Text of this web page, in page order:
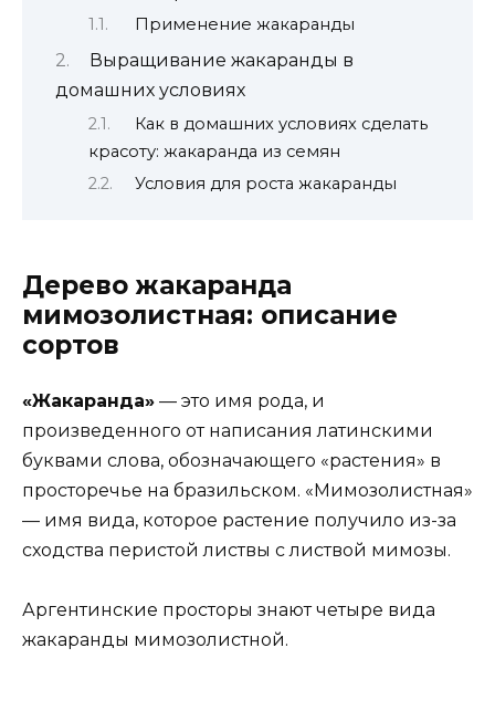
Применение жакаранды
Выращивание жакаранды в
домашних условиях
Как в домашних условиях сделать
красоту: жакаранда из семян
Условия для роста жакаранды
Дерево жакаранда
мимозолистная: описание
сортов
«Жакаранда» — это имя рода, и
произведенного от написания латинскими
буквами слова, обозначающего «растения» в
просторечье на бразильском. «Мимозолистная»
— имя вида, которое растение получило из-за
сходства перистой листвы с листвой мимозы.
Аргентинские просторы знают четыре вида
жакаранды мимозолистной.